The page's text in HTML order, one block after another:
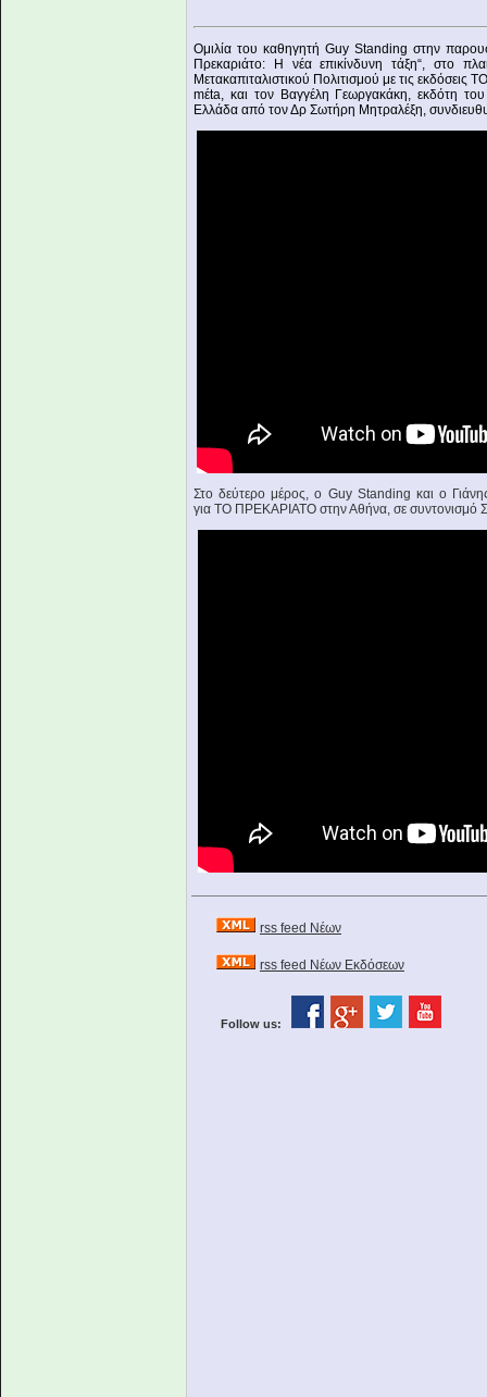
Ομιλία του καθηγητή Guy Standing στην
Πρεκαριάτο: Η νέα επικίνδυνη τάξη“, στο
Μετακαπιταλιστικού Πολιτισμού με τις
mέta, και τον Βαγγέλη Γεωργακάκη, εκδότη
Ελλάδα από τον Δρ Σωτήρη Μητραλέξη,
Στο δεύτερο μέρος, ο Guy Standing και ο
για ΤΟ ΠΡΕΚΑΡΙΑΤΟ στην Αθήνα, σε συντονισμό
rss feed Νέων
rss feed Νέων Εκδόσεων
Follow us: